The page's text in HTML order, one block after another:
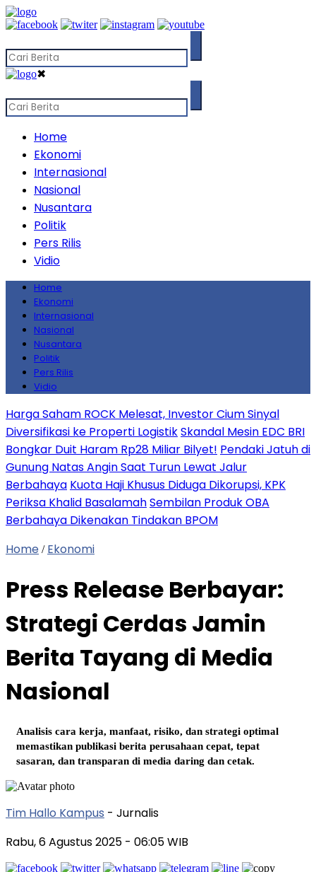
✖
Home
Ekonomi
Internasional
Nasional
Nusantara
Politik
Pers Rilis
Vidio
Home
Ekonomi
Internasional
Nasional
Nusantara
Politik
Pers Rilis
Vidio
Harga Saham ROCK Melesat, Investor Cium Sinyal
Diversifikasi ke Properti LogistikSkandal Mesin EDC BRI
Bongkar Duit Haram Rp28 Miliar Bilyet! Pendaki Jatuh di
Gunung Natas Angin Saat Turun Lewat Jalur
Berbahaya Kuota Haji Khusus Diduga Dikorupsi, KPK
Periksa Khalid BasalamahSembilan Produk OBA
Berbahaya Dikenakan Tindakan BPOM
Home / Ekonomi
Press Release Berbayar:
Strategi Cerdas Jamin
Berita Tayang di Media
Nasional
Analisis cara kerja, manfaat, risiko, dan strategi optimal
memastikan publikasi berita perusahaan cepat, tepat
sasaran, dan transparan di media daring dan cetak.
Tim Hallo Kampus - Jurnalis
Rabu, 6 Agustus 2025 - 06:05 WIB